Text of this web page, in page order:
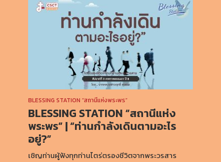
BLESSING STATION “สถานีแห่งพระพร”
BLESSING STATION “สถานีแห่ง
พระพร” | “ท่านกำลังเดินตามอะไร
อยู่?”
เชิญท่านผู้ฟังทุกท่านไตร่ตรองชีวิตจากพระวรสาร